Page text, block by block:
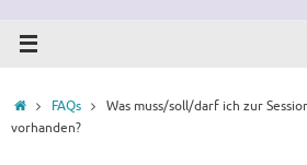
StartFAQs
Was muss/soll/darf ich zur
vorhanden?